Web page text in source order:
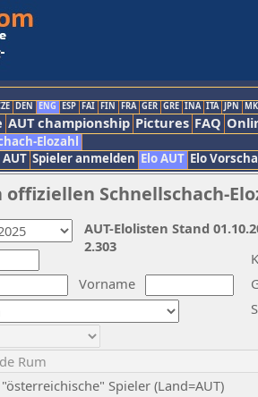
DEN ENG ESP FAI FIN FRA GER GRE INA ITA JPN
AUT championship Pictures FAQ
Elozahl
Spieler anmelden Elo AUT Elo
Schnellschach-
Vorname
Spieler (Land=AUT)
AUT-Elolisten Stand
2.303